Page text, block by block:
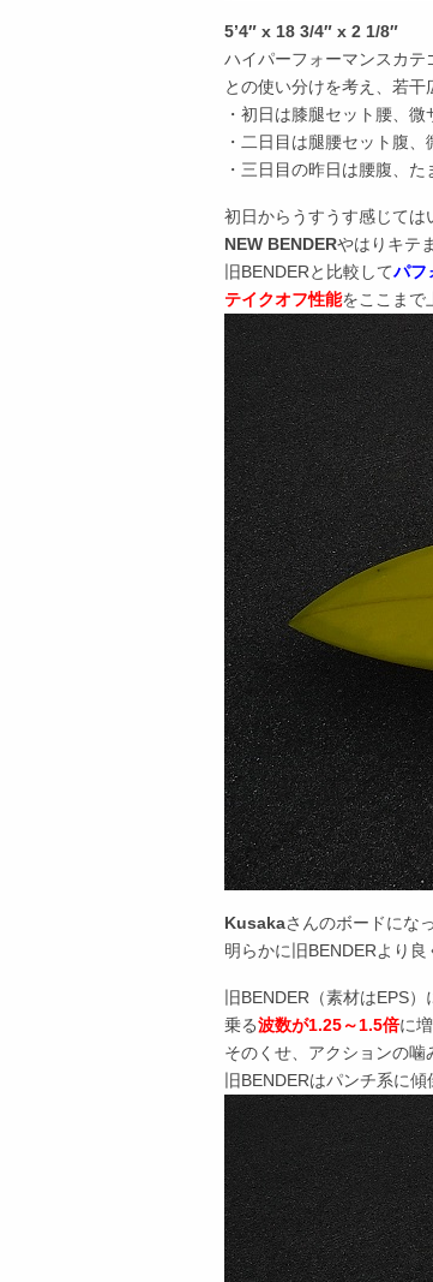
5’4″ x 18 3/4″ x 2 1/8″
ハイパーフォーマンスカテ
との使い分けを考え、若干
・初日は膝腿セット腰、
・二日目は腿腰セット腹、
・三日目の昨日は腰腹、
初日からうすうす感じては
NEW BENDERやはりキテ
旧BENDERと比較してパフ
テイクオフ性能をここまで
Kusakaさんのボードにな
明らかに旧BENDERより
旧BENDER（素材はEPS
乗る波数が1.25～1.5倍に
そのくせ、アクションの噛
旧BENDERはパンチ系に傾